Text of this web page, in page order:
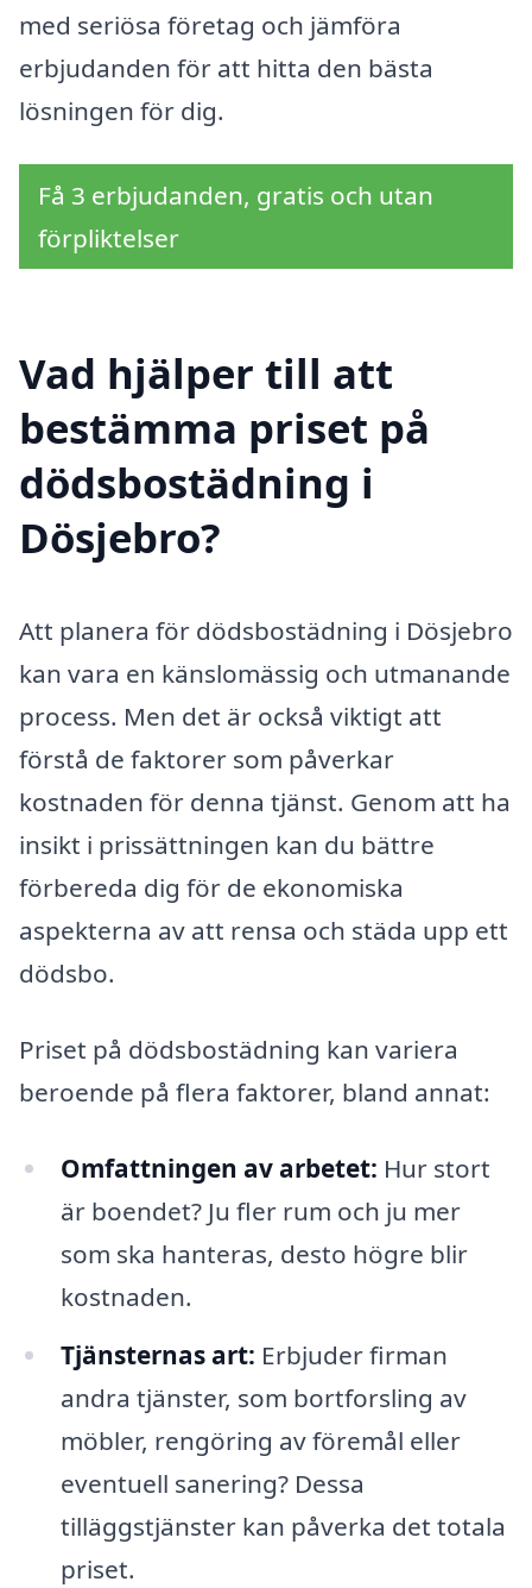
med seriösa företag och jämföra
erbjudanden för att hitta den bästa
lösningen för dig.
Få 3 erbjudanden, gratis och utan
förpliktelser
Vad hjälper till att
bestämma priset på
dödsbostädning i
Dösjebro?
Att planera för dödsbostädning i Dösjebro
kan vara en känslomässig och utmanande
process. Men det är också viktigt att
förstå de faktorer som påverkar
kostnaden för denna tjänst. Genom att ha
insikt i prissättningen kan du bättre
förbereda dig för de ekonomiska
aspekterna av att rensa och städa upp ett
dödsbo.
Priset på dödsbostädning kan variera
beroende på flera faktorer, bland annat:
Omfattningen av arbetet: Hur stort
är boendet? Ju fler rum och ju mer
som ska hanteras, desto högre blir
kostnaden.
Tjänsternas art: Erbjuder firman
andra tjänster, som bortforsling av
möbler, rengöring av föremål eller
eventuell sanering? Dessa
tilläggstjänster kan påverka det totala
priset.